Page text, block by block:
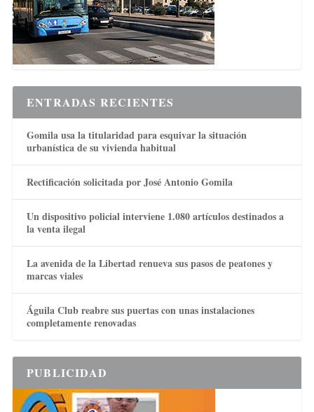
ENTRADAS RECIENTES
Gomila usa la titularidad para esquivar la situación
urbanística de su vivienda habitual
Rectificación solicitada por José Antonio Gomila
Un dispositivo policial interviene 1.080 artículos destinados a
la venta ilegal
La avenida de la Libertad renueva sus pasos de peatones y
marcas viales
Águila Club reabre sus puertas con unas instalaciones
completamente renovadas
PUBLICIDAD